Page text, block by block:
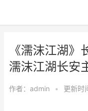
《濡沫江湖
濡沫江湖长安
作者： admin • 更新时